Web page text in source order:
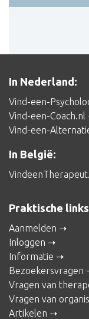
In Nederland:
Vind-een-
Vind-een-Coach.nl
Vind-een-
In België:
Praktische links
Aanmelden
Inloggen
Informatie
Bezoekersvragen
Vragen van
Vragen van
Artikelen